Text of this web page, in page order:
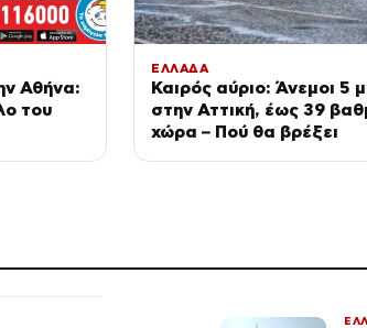
Αθήνα:
του
ΕΛΛΑΔΑ
Καιρός αύριο: Άνεμοι 5
στην Αττική, έως 39
χώρα – Πού θα βρέξει